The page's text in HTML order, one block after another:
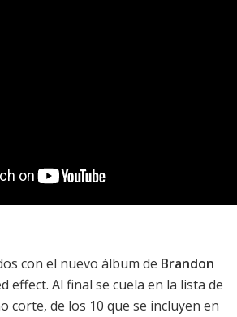
con el nuevo álbum de Brandon
effect. Al final se cuela en la lista de
corte, de los 10 que se incluyen en